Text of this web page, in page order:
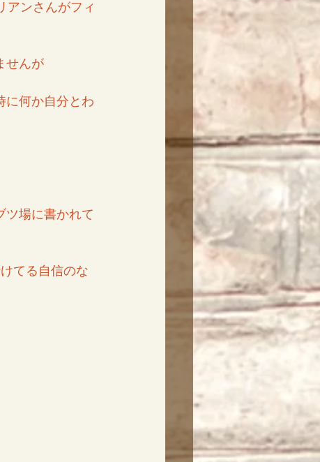
アンさんがフィ
せんが
に何か自分とわ
ツ場に書かれて
てる自信のな